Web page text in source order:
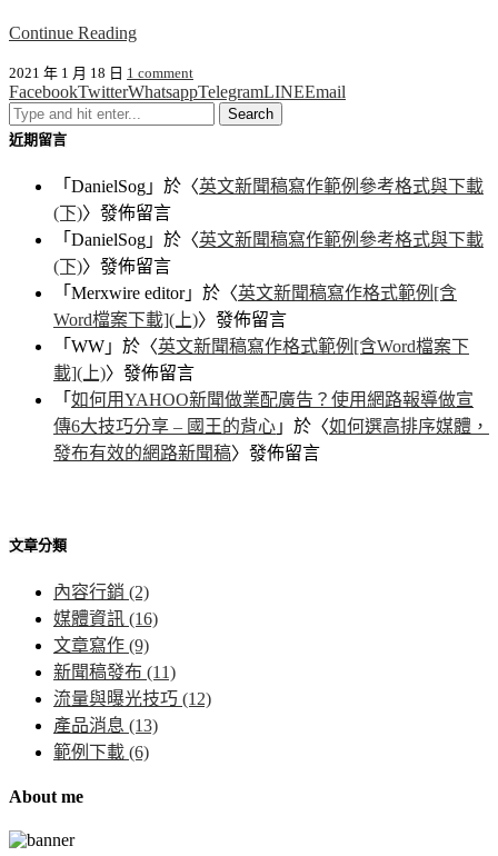
Continue Reading
2021 年 1 月 18 日 1 comment
FacebookTwitterWhatsappTelegramLINEEmail
近期留言
「 DanielSog 」於〈英文新聞稿寫作範例參考格式與下載
(下)〉發佈留言
「 DanielSog 」於〈英文新聞稿寫作範例參考格式與下載
(下)〉發佈留言
「 Merxwire editor」於〈英文新聞稿寫作格式範例[含
Word檔案下載](上)〉發佈留言
「 WW 」於〈英文新聞稿寫作格式範例[含Word檔案下
載](上)〉發佈留言
「 如何用YAHOO新聞做業配廣告？使用網路報導做宣
傳6大技巧分享 – 國王的背心 」於〈如何選高排序媒體，
發布有效的網路新聞稿〉發佈留言
文章分類
內容行銷 (2)
媒體資訊 (16)
文章寫作 (9)
新聞稿發布 (11)
流量與曝光技巧 (12)
產品消息 (13)
範例下載 (6)
About me